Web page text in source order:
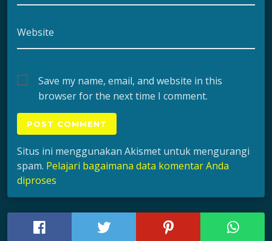
Website
Save my name, email, and website in this
browser for the next time I comment.
Situs ini menggunakan Akismet untuk mengurangi
spam. Pelajari bagaimana data komentar Anda
diproses